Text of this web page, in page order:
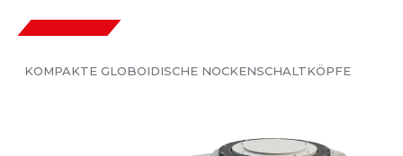
KOMPAKTE GLOBOIDISCHE NOCKENSCHALTKÖPFE